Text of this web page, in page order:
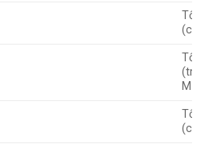
Tốc
Tốc
M1)
Tốc